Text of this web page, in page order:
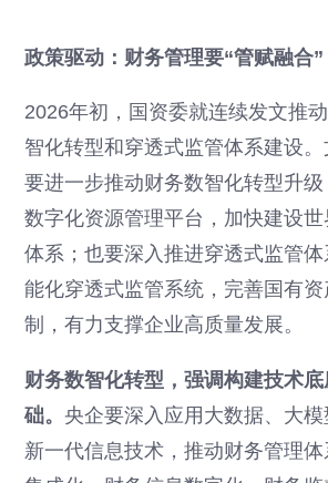
政策驱动：财务管理要“管赋融合”
2026年初，国资委就连续发文推
智化转型和穿透式监管体系建设
要进一步推动财务数智化转型升
数字化资源管理平台，加快建设
体系；也要深入推进穿透式监管
能化穿透式监管系统，完善国有
制，有力支撑企业高质量发展。
财务数智化转型，强调构建技术
础。央企要深入应用大数据、大
新一代信息技术，推动财务管理